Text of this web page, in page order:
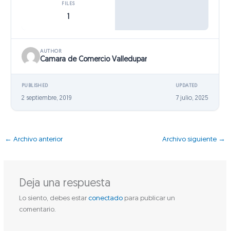
FILES
AUTHOR
Camara de Comercio Valledupar
PUBLISHED
2 septiembre, 2019
UPDATED
7 julio, 2025
← Archivo anterior Archivo siguiente →
Deja una respuesta
Lo siento, debes estar conectadopara publicar un
comentario.